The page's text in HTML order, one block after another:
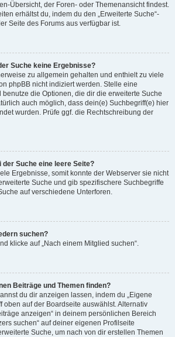
Übersicht, der Foren- oder Themenansicht findest.
erhältst du, indem du den „Erweiterte Suche“-
Seite des Forums aus verfügbar ist.
Suche keine Ergebnisse?
zu allgemein gehalten und enthielt zu viele
phpBB nicht indiziert werden. Stelle eine
benutze die Optionen, die dir die erweiterte Suche
auch möglich, dass dein(e) Suchbegriff(e) hier
wurden. Prüfe ggf. die Rechtschreibung der
Suche eine leere Seite?
Ergebnisse, somit konnte der Webserver sie nicht
Suche und gib spezifischere Suchbegriffe
auf verschiedene Unterforen.
suchen?
klicke auf „Nach einem Mitglied suchen“.
Beiträge und Themen finden?
du dir anzeigen lassen, indem du „Eigene
oben auf der Boardseite auswählst. Alternativ
anzeigen“ in deinem persönlichen Bereich
suchen“ auf deiner eigenen Profilseite
Suche, um nach von dir erstellen Themen